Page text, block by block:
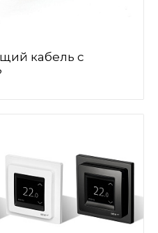
кабель с